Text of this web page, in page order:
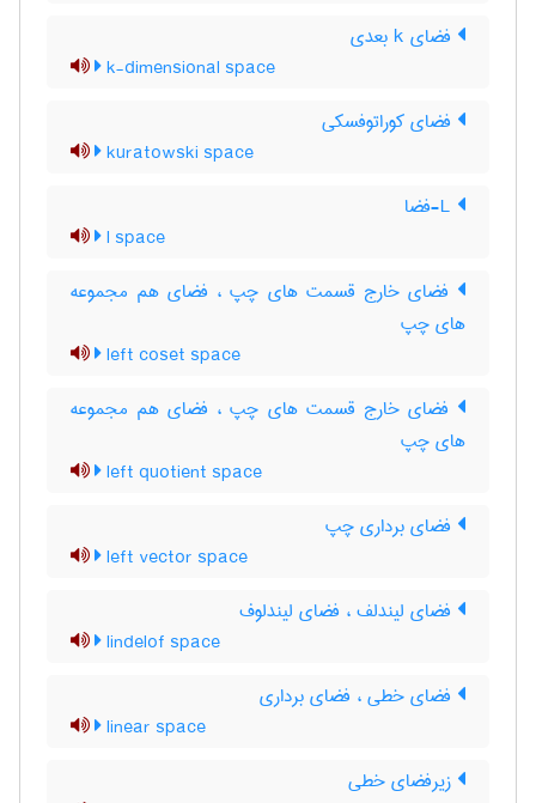
فضای k بعدی
k-dimensional space
فضای کوراتوفسکی
kuratowski space
l space
فضای خارج قسمت های چپ ، فضای هم مجموعه
های چپ
left coset space
فضای خارج قسمت های چپ ، فضای هم مجموعه
های چپ
left quotient space
فضای برداری چپ
left vector space
فضای لیندلف ، فضای لیندلوف
lindelof space
فضای خطی ، فضای برداری
linear space
زیرفضای خطی